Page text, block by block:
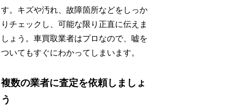
す。キズや汚れ、故障箇所などをしっか
りチェックし、可能な限り正直に伝えま
しょう。車買取業者はプロなので、嘘を
ついてもすぐにわかってしまいます。
複数の業者に査定を依頼しましょ
う